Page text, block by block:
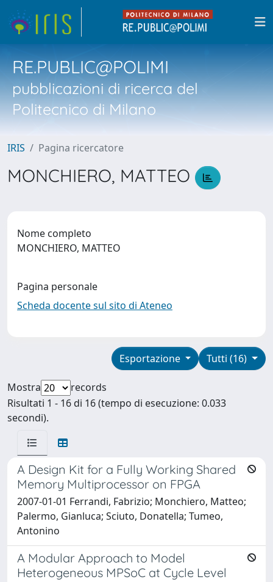
RE.PUBLIC@POLIMI
pubblicazioni di ricerca del
Politecnico di Milano
IRIS Pagina ricercatore
MONCHIERO, MATTEO
Nome completo
MONCHIERO, MATTEO
Pagina personale
Scheda docente sul sito di Ateneo
Tutti (16)
Esportazione
Mostra
records
Risultati 1 - 16 di 16 (tempo di esecuzione: 0.033
secondi).
A Design Kit for a Fully Working Shared
Memory Multiprocessor on FPGA
2007-01-01 Ferrandi, Fabrizio; Monchiero, Matteo;
Palermo, Gianluca; Sciuto, Donatella; Tumeo,
Antonino
A Modular Approach to Model
Heterogeneous MPSoC at Cycle Level